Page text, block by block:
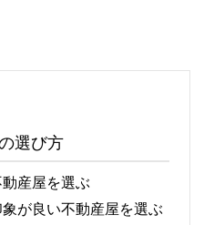
選び方
産屋を選ぶ
が良い不動産屋を選ぶ